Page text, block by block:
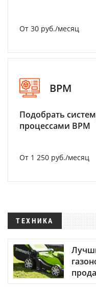
От 30 руб./месяц
BPM
Подобрать
процессами BPM
От 1 250 руб./месяц
ТЕХНИКА